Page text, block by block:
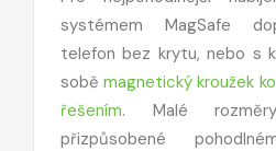
systémem MagSafe
telefon bez krytu, nebo s
soběmagnetický kroužek
řešením. Malé
přizpůsobené